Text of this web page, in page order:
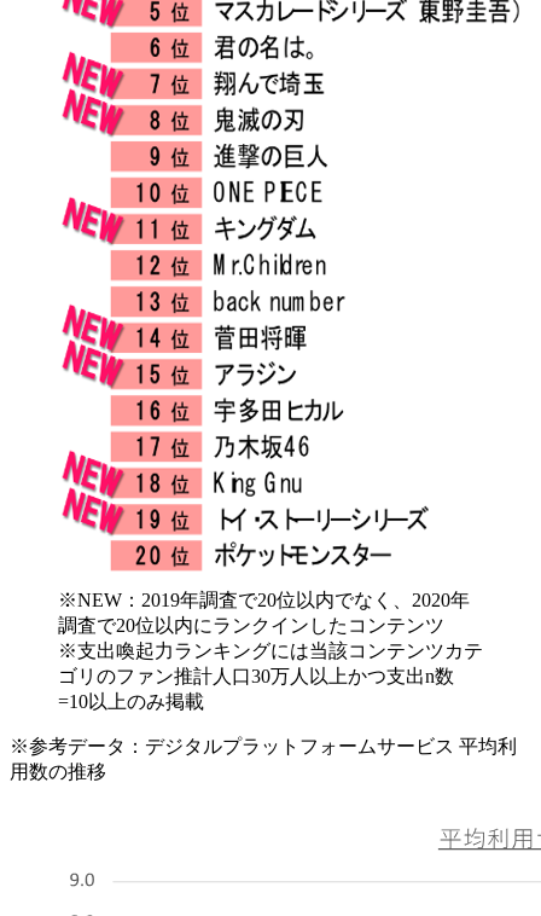
※NEW：2019年調査で20位以内でなく、2020年
調査で20位以内にランクインしたコンテンツ
※支出喚起力ランキングには当該コンテンツカテ
ゴリのファン推計人口30万人以上かつ支出n数
=10以上のみ掲載
※参考データ：デジタルプラットフォームサービス 平均利
用数の推移